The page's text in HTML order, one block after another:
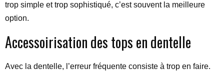
trop simple et trop sophistiqué, c’est souvent la meilleure
option.
Accessoirisation des tops en dentelle
Avec la dentelle, l’erreur fréquente consiste à trop en faire.